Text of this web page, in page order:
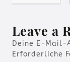
Leave a
Deine E-Mail-
Erforderliche